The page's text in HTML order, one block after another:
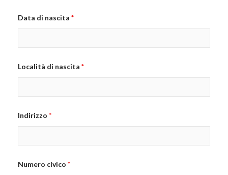
Data di nascita *
Località di nascita *
Indirizzo *
Numero civico *